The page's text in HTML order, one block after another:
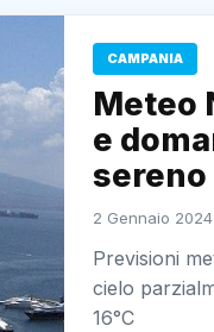
CAMPANIA
Meteo
e
sereno
2 Gennaio
Previsioni
cielo
16°C